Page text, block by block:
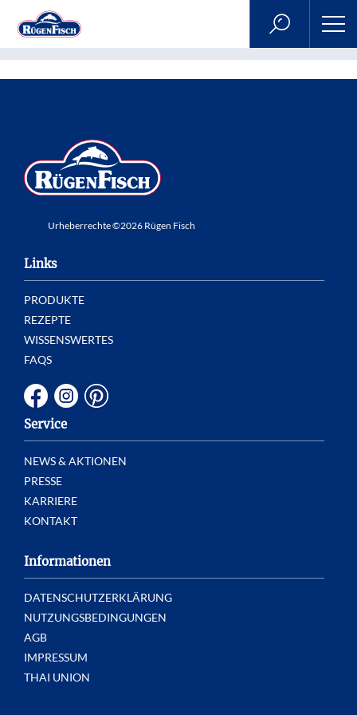
Home » Fishing_Boat_1000x1000px
Urheberrechte ©2026 Rügen Fisch
Links
PRODUKTE
REZEPTE
WISSENSWERTES
FAQS
Service
NEWS & AKTIONEN
PRESSE
KARRIERE
KONTAKT
Informationen
DATENSCHUTZERKLÄRUNG
NUTZUNGSBEDINGUNGEN
AGB
IMPRESSUM
THAI UNION